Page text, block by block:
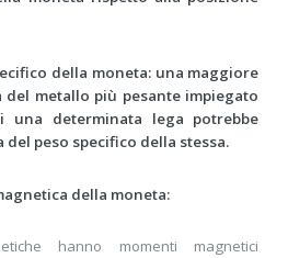
della moneta: una maggiore
metallo più pesante impiegato
una determinata lega potrebbe
peso specifico della stessa.
della moneta:
hanno momenti magnetici